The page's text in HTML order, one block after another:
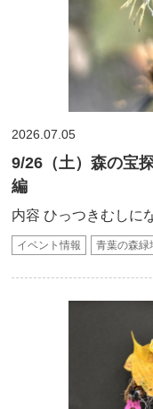
2026.07.05
9/26（土）森の宝
編
内容 ひっつきむしに
イベント情報 青葉の森緑